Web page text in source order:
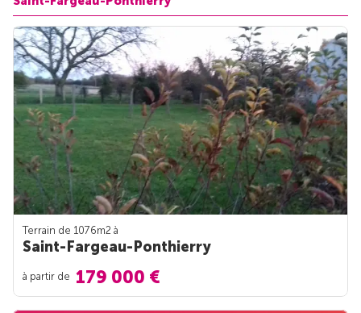
Terrain de 1076m2 à
Saint-Fargeau-Ponthierry
à partir de 179 000 €